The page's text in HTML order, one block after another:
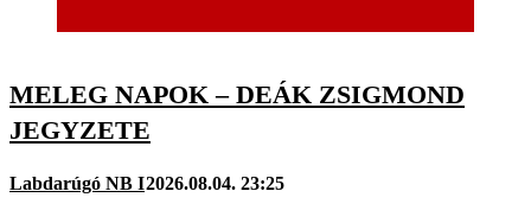
MELEG NAPOK – DEÁK ZSIGMOND
JEGYZETE
Labdarúgó NB I2026.08.04. 23:25